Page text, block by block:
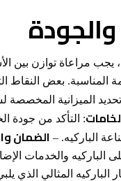
يجب مراعاة توازن بين
المناسبة. بعض النقاط
الميزانية المخصصة
: التأكد من جودة
الباركيه. – الضمان
والخدمات
الباركيه المثالي الذي